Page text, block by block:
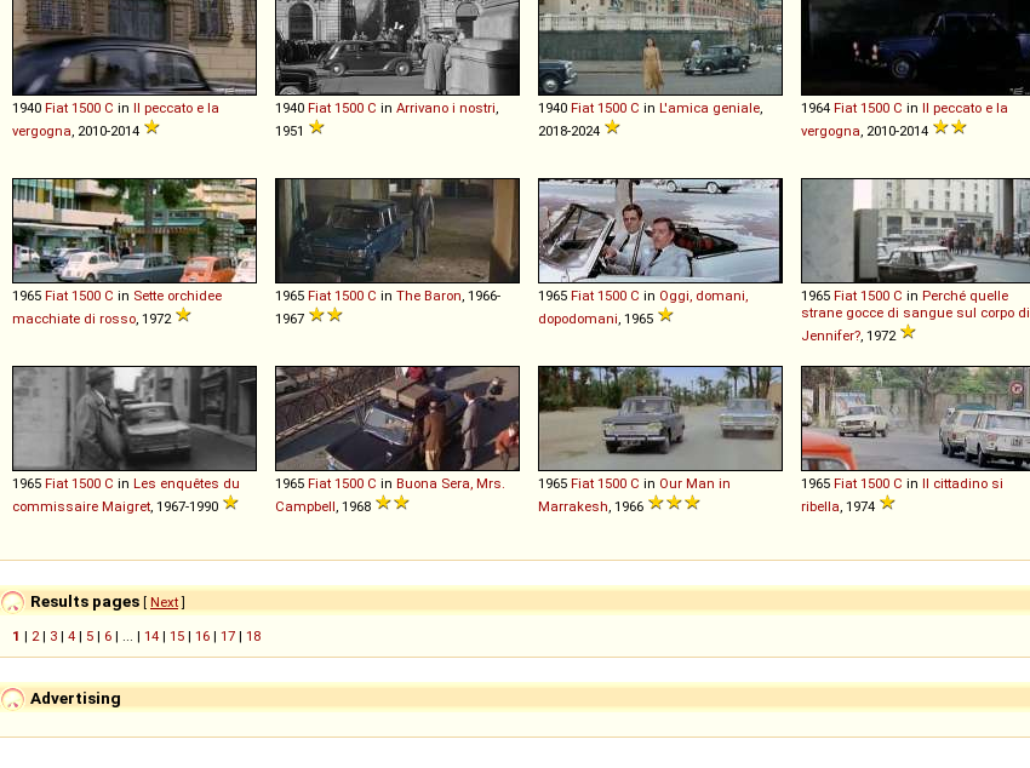
1940 Fiat 1500 C in Il peccato e la
vergogna , 2010-2014
1940 Fiat 1500 C in Arrivano i nostri
1951
1940 Fiat 1500 C in L'amica geniale
2018-2024
1964 Fiat 1500 C in Il peccato e la
vergogna , 2010-2014
1965 Fiat 1500 C in Sette orchidee
macchiate di rosso , 1972
1965 Fiat 1500 C in The Baron , 1966-
1967
1965 Fiat 1500 C in Oggi, domani,
dopodomani , 1965
1965 Fiat 1500 C in Perché quelle
strane gocce di sangue sul corpo di
Jennifer? , 1972
1965 Fiat 1500 C in Les enquêtes du
commissaire Maigret , 1967-1990
1965 Fiat 1500 C in Buona Sera, Mrs.
Campbell , 1968
1965 Fiat 1500 C in Our Man in
Marrakesh , 1966
1965 Fiat 1500 C in Il cittadino si
ribella , 1974
Results pages [ Next]
1 | 2 | 3 | 4 | 5 | 6 | ... | 14 | 15 | 16 | 17 | 18
Advertising